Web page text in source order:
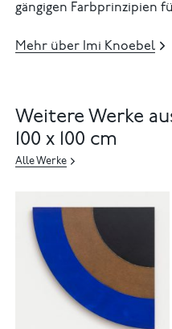
gängigen Farbprinzipien
Mehr über Imi Knoebel
Weitere Werke
100 x 100 cm
Alle Werke